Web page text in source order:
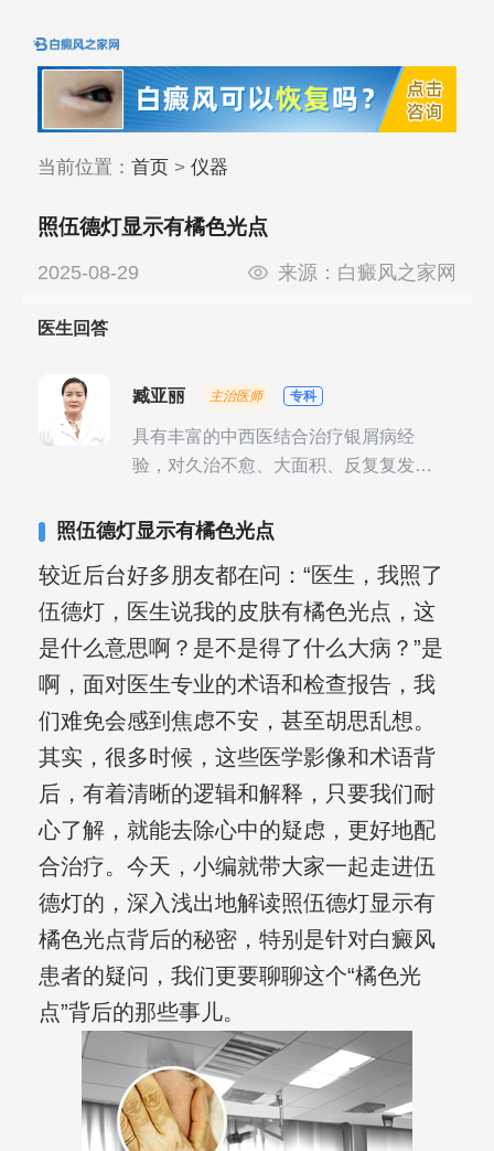
当前位置： 首页> 仪器
照伍德灯显示有橘色光点
2025-08-29 来源： 白癜风之家网
医生回答
臧亚丽 主治医师 专科
具有丰富的中西医结合治疗银屑病经
验，对久治不愈、大面积、反复复发性
照伍德灯显示有橘色光点
较近后台好多朋友都在问：“医生，我照了
伍德灯，医生说我的皮肤有橘色光点，这
是什么意思啊？是不是得了什么大病？”是
啊，面对医生专业的术语和检查报告，我
们难免会感到焦虑不安，甚至胡思乱想。
其实，很多时候，这些医学影像和术语背
后，有着清晰的逻辑和解释，只要我们耐
心了解，就能去除心中的疑虑，更好地配
合治疗。今天，小编就带大家一起走进伍
德灯的，深入浅出地解读照伍德灯显示有
橘色光点背后的秘密，特别是针对白癜风
患者的疑问，我们更要聊聊这个“橘色光
点”背后的那些事儿。